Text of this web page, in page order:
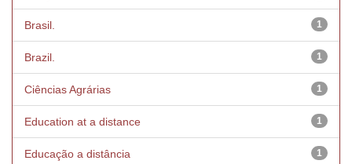
1
Brasil.
1
Brazil.
1
Ciências Agrárias
1
Education at a distance
1
Educação a distância